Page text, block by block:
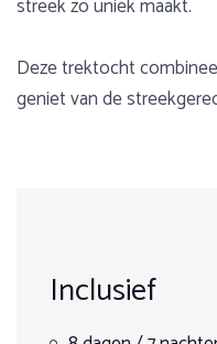
streek zo uniek maakt.
Deze trektocht
geniet van de
Santiago de
Dag 2Prijsoverzicht
Vanaf 18 jaar tot max. 72 jaar
Een trektocht te paard
Inclusief